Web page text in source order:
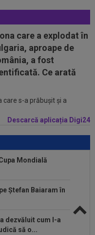
care a explodat în
aproape de
a fost
Ce arată
s-a prăbușit și a
Descarcă aplicația Digi24
dar aceasta
18:30, Digi Sport
casă”! Ce
în China! Fanii lui
Mondială
Ștefan Baiaram în
dezvăluit cum l-a
să o...